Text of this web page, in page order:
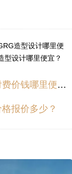
造型设计哪里便
型设计哪里便宜？
钱哪里便宜？
报价多少？